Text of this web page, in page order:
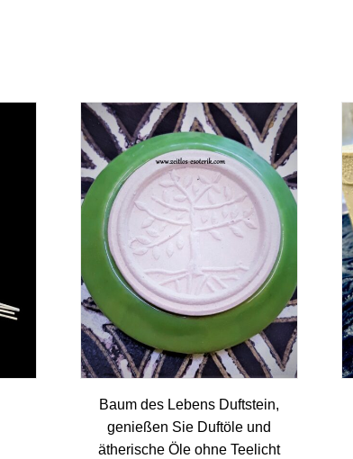
Baum des Lebens Duftstein,
genießen Sie Duftöle und
ätherische Öle ohne Teelicht